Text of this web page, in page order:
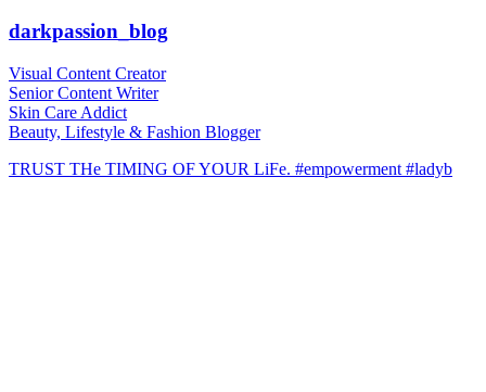
darkpassion_blog
Visual Content Creator
Senior Content Writer
Skin Care Addict
Beauty, Lifestyle & Fashion Blogger
TRUST THe TIMING OF YOUR LiFe. #empowerment #ladyb